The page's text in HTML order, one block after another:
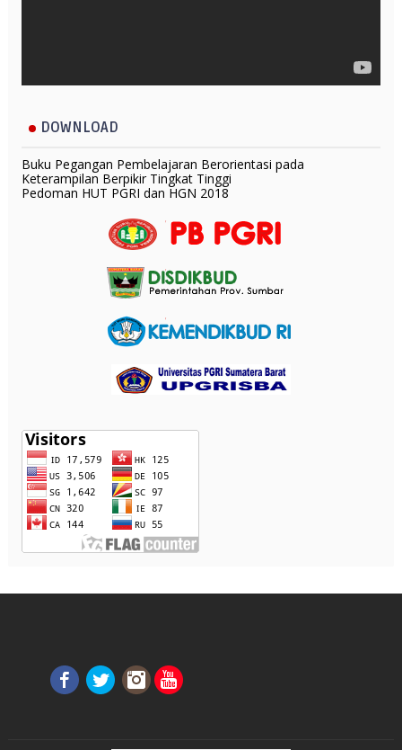
DOWNLOAD
Buku Pegangan Pembelajaran Berorientasi pada
Keterampilan Berpikir Tingkat Tinggi
Pedoman HUT PGRI dan HGN 2018